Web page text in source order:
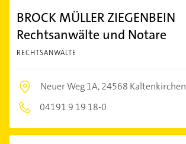
BROCK MÜLLER ZIEGENBEIN
Rechtsanwälte und Notare
RECHTSANWÄLTE
Neuer Weg 1A,24568 Kaltenkirchen
04191 9 19 18-0